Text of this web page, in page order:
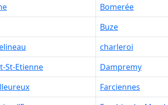
Bomerée
Buze
charleroi
St-Etienne Dampremy
Farciennes